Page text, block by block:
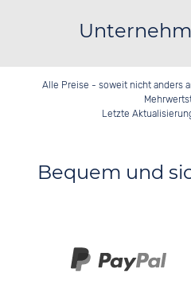
Alle Preise - soweit nicht anders
Letzte
Bequem und